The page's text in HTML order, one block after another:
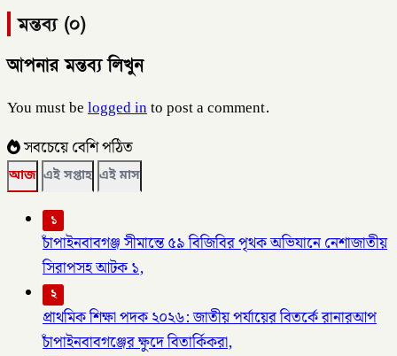
মন্তব্য (০)
আপনার মন্তব্য লিখুন
You must belogged into post a comment.
সবচেয়ে বেশি পঠিত
আজ এই সপ্তাহ এই মাস
১
চাঁপাইনবাবগঞ্জ সীমান্তে ৫৯ বিজিবির পৃথক অভিযানে নেশাজাতীয়
সিরাপসহ আটক ১,
২
প্রাথমিক শিক্ষা পদক ২০২৬: জাতীয় পর্যায়ের বিতর্কে রানারআপ
চাঁপাইনবাবগঞ্জের ক্ষুদে বিতার্কিকরা,